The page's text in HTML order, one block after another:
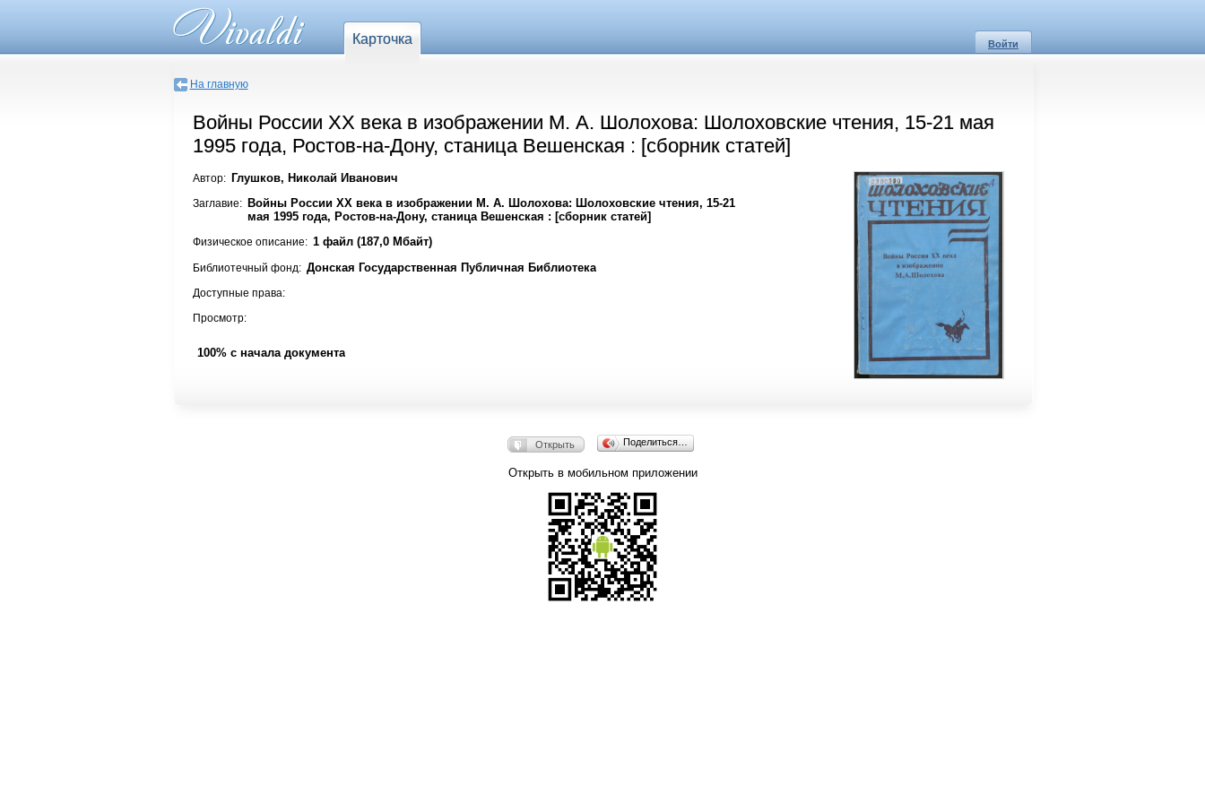
Карточка Войти
На главную
Войны России XX века в изобpажении М. А. Шолохова: Шолоховские чтения, 15-21 мая
1995 года, Ростов-на-Дону, станица Вешенская : [сборник статей]
Автор: Глушков, Николай Иванович
Заглавие:
Войны России XX века в изобpажении М. А. Шолохова: Шолоховские чтения, 15-21
мая 1995 года, Ростов-на-Дону, станица Вешенская : [сборник статей]
Физическое описание: 1 файл (187,0 Мбайт)
Библиотечный фонд: Донская Государственная Публичная Библиотека
Доступные права:
Просмотр:
100% с начала документа
Открыть Поделиться…
Открыть в мобильном приложении